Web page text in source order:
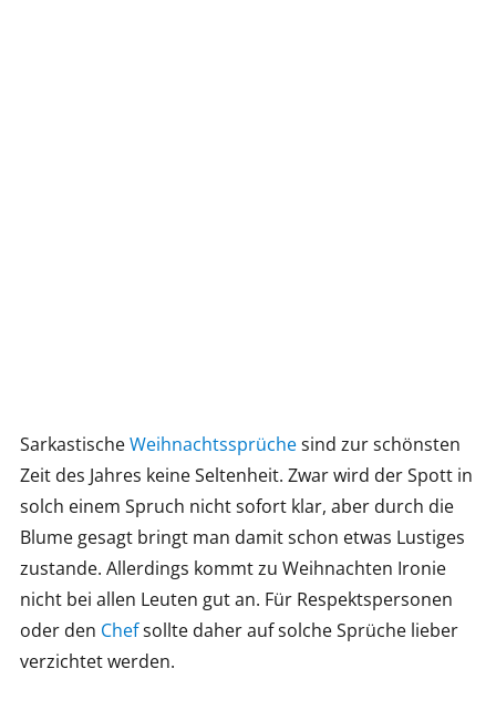
SarkastischeWeihnachtssprüchesind zur schönsten
Zeit des Jahres keine Seltenheit. Zwar wird der Spott in
solch einem Spruch nicht sofort klar, aber durch die
Blume gesagt bringt man damit schon etwas Lustiges
zustande. Allerdings kommt zu Weihnachten Ironie
nicht bei allen Leuten gut an. Für Respektspersonen
oder den Chefsollte daher auf solche Sprüche lieber
verzichtet werden.